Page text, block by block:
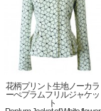
花柄プリント生地ノーカラ
ーぺプラムフリルジャケッ
ト